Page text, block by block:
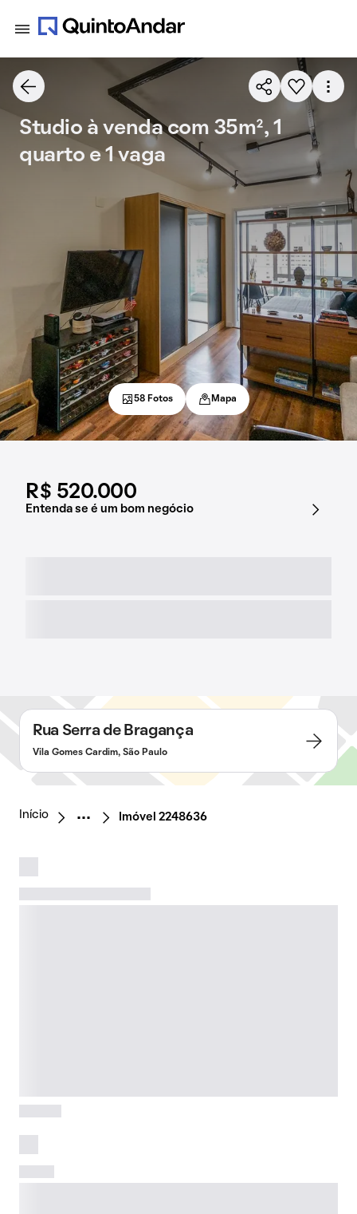
R$ 520.000
Entenda se é um bom negócio
Studio à venda com 35m², 1
quarto e 1 vaga
58 Fotos Mapa
Rua Serra de Bragança
Vila Gomes Cardim, São Paulo
Início Imóvel 2248636